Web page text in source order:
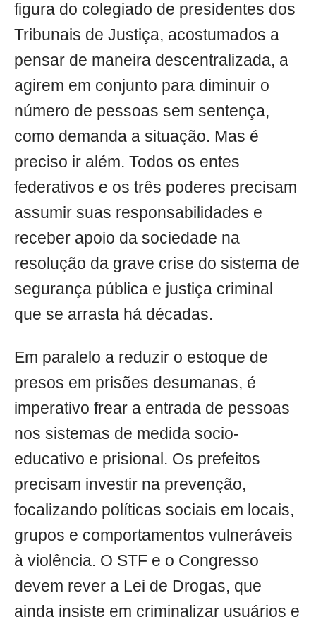
figura do colegiado de presidentes dos
Tribunais de Justiça, acostumados a
pensar de maneira descentralizada, a
agirem em conjunto para diminuir o
número de pessoas sem sentença,
como demanda a situação. Mas é
preciso ir além. Todos os entes
federativos e os três poderes precisam
assumir suas responsabilidades e
receber apoio da sociedade na
resolução da grave crise do sistema de
segurança pública e justiça criminal
que se arrasta há décadas.
Em paralelo a reduzir o estoque de
presos em prisões desumanas, é
imperativo frear a entrada de pessoas
nos sistemas de medida socio-
educativo e prisional. Os prefeitos
precisam investir na prevenção,
focalizando políticas sociais em locais,
grupos e comportamentos vulneráveis
à violência. O STF e o Congresso
devem rever a Lei de Drogas, que
ainda insiste em criminalizar usuários e